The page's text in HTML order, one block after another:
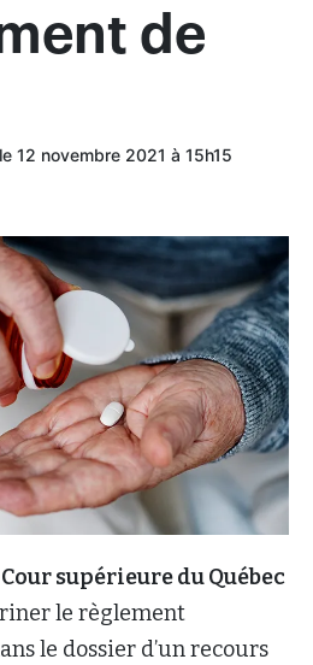
de
12 novembre 2021 à 15h15
Cour supérieure du Québec
le règlement
le dossier d’un recours